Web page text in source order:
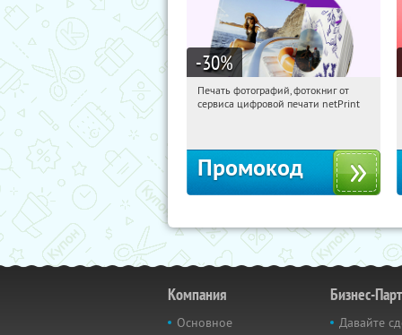
-30%
15:09:48 Получили:
Печать фотографий, фотокниг от
сервиса цифровой печати netPrint
Промокод
Компания
Основное
Бизнес-
Давайте